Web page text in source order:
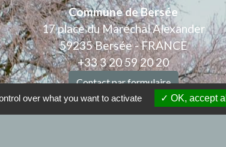
Commune de Bersée
17 place du Maréchal Alexander
59235 Bersée - FRANCE
+33 3 20 59 20 20
Contact par formulaire
Nous joindre
over what you want to activate OK, accept all